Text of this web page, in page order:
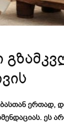
ერთად,